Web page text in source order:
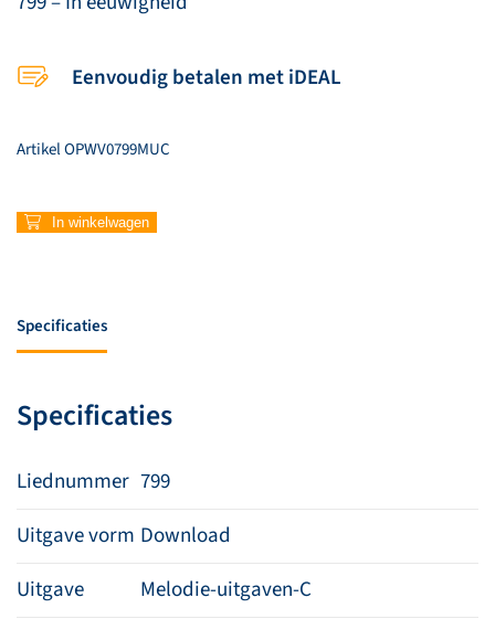
Eenvoudig betalen met iDEAL
ArtikelOPWV0799MUC
799
aantal
In winkelwagen
Specificaties
Specificaties
Liednummer 799
Uitgave vorm Download
Uitgave
Melodie-uitgaven-C